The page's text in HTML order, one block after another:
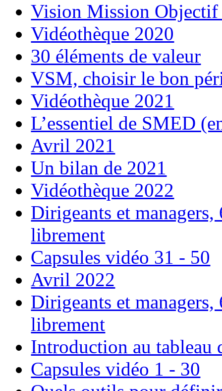
Vision Mission
Vidéothèque 2020
30 éléments de valeur
VSM, choisir le bon
Vidéothèque 2021
L’essentiel de SMED
Avril 2021
Un bilan de 2021
Vidéothèque 2022
Dirigeants et
librement
Capsules vidéo 31 - 50
Avril 2022
Dirigeants et
librement
Introduction au tableau
Capsules vidéo 1 - 30